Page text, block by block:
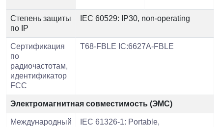
Степень защиты
по IP
IEC 60529: IP30, non-operating
Сертификация
по
радиочастотам,
идентификатор
FCC
T68-FBLE IC:6627A-FBLE
Электромагнитная совместимость (ЭМС)
Международный
IEC 61326-1: Portable,